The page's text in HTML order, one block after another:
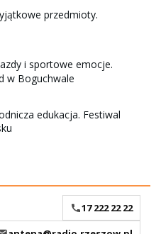
przedmioty.
i sportowe emocje.
w Boguchwale
edukacja. Festiwal
17 222 22 22